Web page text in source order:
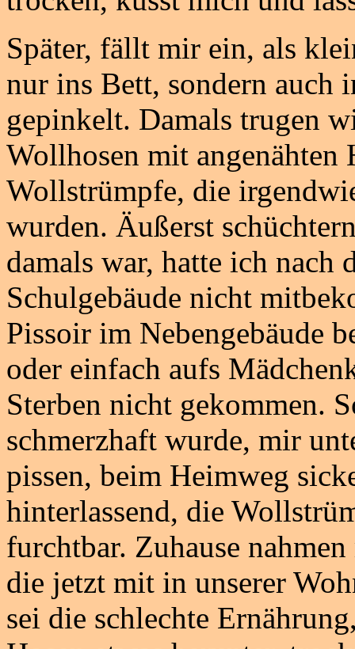
Später, fällt mir ein, als
nur ins Bett, sondern auch
gepinkelt. Damals trugen
Wollhosen mit angenähten
Wollstrümpfe, die
wurden. Äußerst
damals war, hatte ich nach
Schulgebäude nicht
Pissoir im Nebengebäude
oder einfach aufs
Sterben nicht gekommen.
schmerzhaft wurde, mir
pissen, beim Heimweg
hinterlassend, die
furchtbar. Zuhause
die jetzt mit in unserer
sei die schlechte